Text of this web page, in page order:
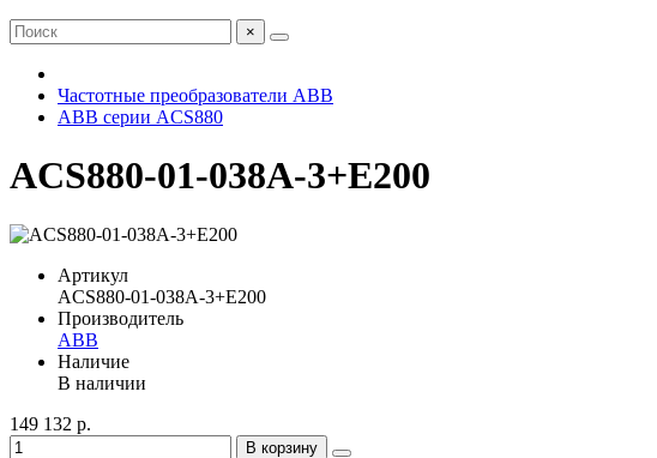
×
Частотные преобразователи ABB
ABB серии ACS880
ACS880-01-038A-3+E200
Артикул
ACS880-01-038A-3+E200
Производитель
ABB
Наличие
В наличии
149 132 р.
В корзину